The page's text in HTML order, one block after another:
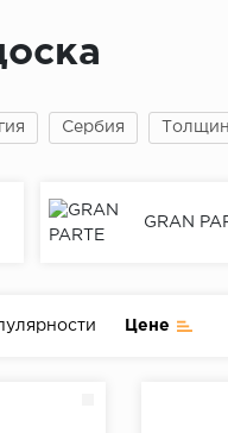
Сербия
GRAN
Цене